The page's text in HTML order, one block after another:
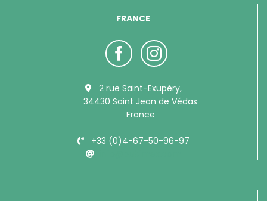
FRANCE
2 rue Saint-Exupéry,
34430 Saint Jean de Védas
France
+33 (0)4-67-50-96-97